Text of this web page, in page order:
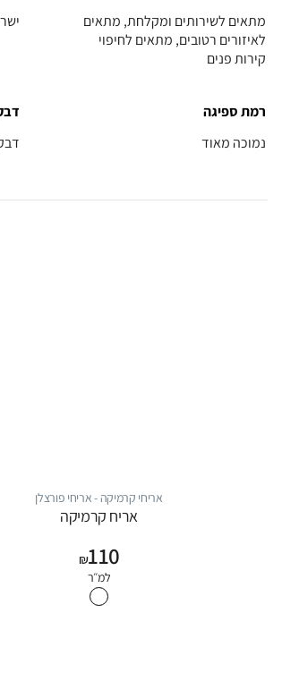
מתאים לשירותים ומקלחת, מתאים
לאיזורים רטובים, מתאים לחיפוי
קירות פנים
רמת ספיגה
נמוכה מאוד
אריחי קרמיקה - אריחי פורצלן
אריח קרמיקה
₪110
למ״ר